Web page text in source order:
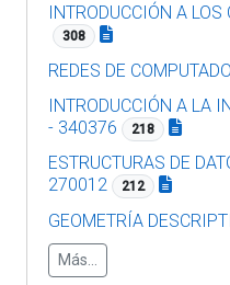
INTRODUCCIÓN A
308
REDES DE
INTRODUCCIÓN A LA
- 340376
218
ESTRUCTURAS DE
270012
212
GEOMETRÍA
Más...